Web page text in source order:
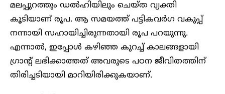
മലപ്പുറത്തും ഡൽഹിയിലും ചെയ്ത വ്യക്തി
കൂടിയാണ് രൂപ. ആ സമയത്ത് പട്ടികവർഗ വകുപ്പ്
നന്നായി സഹായിച്ചിരുന്നതായി രൂപ പറയുന്നു.
എന്നാൽ, ഇപ്പോൾ കഴിഞ്ഞ കുറച്ച് കാലങ്ങളായി
ഗ്രാന്റ് ലഭിക്കാത്തത് അവരുടെ പഠന ജീവിതത്തിന്
തിരിച്ചടിയായി മാറിയിരിക്കുകയാണ്.